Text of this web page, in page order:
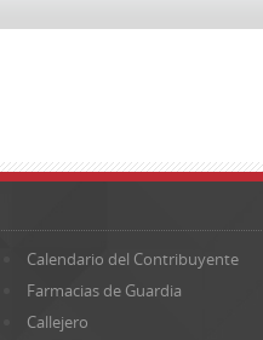
Calendario del Contribuyente
Farmacias de Guardia
Callejero